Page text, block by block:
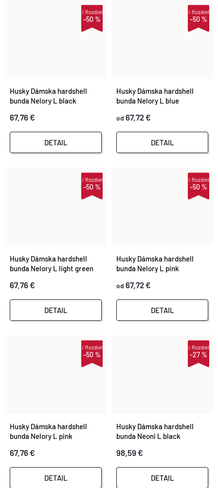
–50 %
iRozdiel
Husky Dámska hardshell
bunda Nelory L black
67,76 €
DETAIL
–50 %
iRozdiel
Husky Dámska hardshell
bunda Nelory L blue
od 67,72 €
DETAIL
–50 %
iRozdiel
Husky Dámska hardshell
bunda Nelory L light green
67,76 €
DETAIL
–50 %
iRozdiel
Husky Dámska hardshell
bunda Nelory L pink
od 67,72 €
DETAIL
–50 %
iRozdiel
Husky Dámska hardshell
bunda Nelory L pink
67,76 €
DETAIL
–27 %
iRozdiel
Husky Dámska hardshell
bunda Neoni L black
98,59 €
DETAIL